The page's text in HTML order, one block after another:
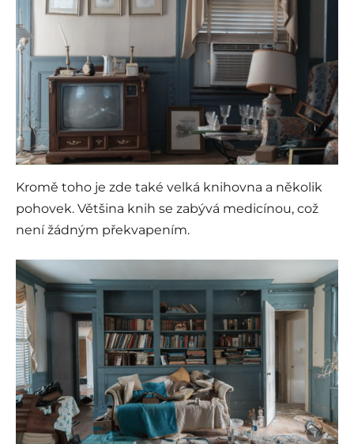
i
Kromě toho je zde také velká knihovna a několik
pohovek. Většina knih se zabývá medicínou, což
není žádným překvapením.
i